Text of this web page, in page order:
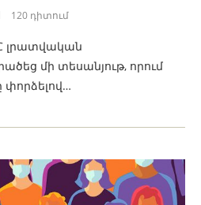
120 դիտում
լրատվական
մի տեսանյութ, որում
փորձելով…